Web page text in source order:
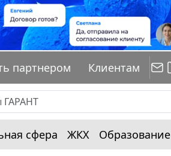
партнером Клиентам
сфера ЖКХ Образование